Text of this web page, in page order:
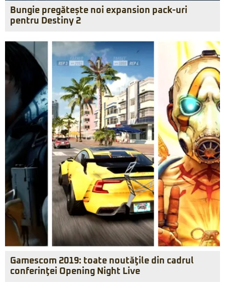
Bungie pregătește noi expansion pack-uri
pentru Destiny 2
Gamescom 2019: toate noutăţile din cadrul
conferinţei Opening Night Live